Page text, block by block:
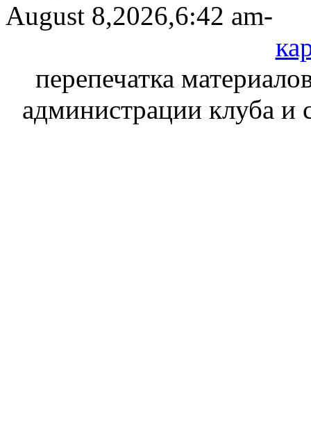
August 8,2026,6:42 am-
перепечатка
администрации клуба и